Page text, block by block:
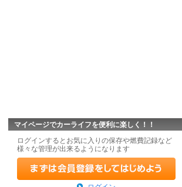
マイページでカーライフを便利に楽しく！！
ログインするとお気に入りの保存や燃費記録など
様々な管理が出来るようになります